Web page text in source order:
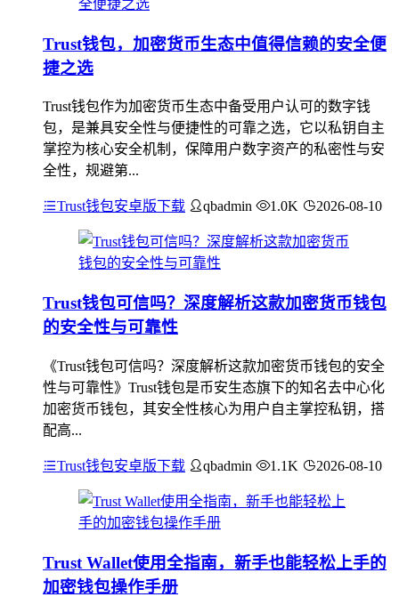
Trust钱包，加密货币生态中值得信赖的安全便
捷之选
Trust钱包作为加密货币生态中备受用户认可的数字钱
包，是兼具安全性与便捷性的可靠之选，它以私钥自主
掌控为核心安全机制，保障用户数字资产的私密性与安
全性，规避第...
Trust钱包安卓版下载 qbadmin 1.0K 2026-08-10
Trust钱包可信吗？深度解析这款加密货币钱包
的安全性与可靠性
《Trust钱包可信吗？深度解析这款加密货币钱包的安全
性与可靠性》Trust钱包是币安生态旗下的知名去中心化
加密货币钱包，其安全性核心为用户自主掌控私钥，搭
配高...
Trust钱包安卓版下载 qbadmin 1.1K 2026-08-10
Trust Wallet使用全指南，新手也能轻松上手的
加密钱包操作手册